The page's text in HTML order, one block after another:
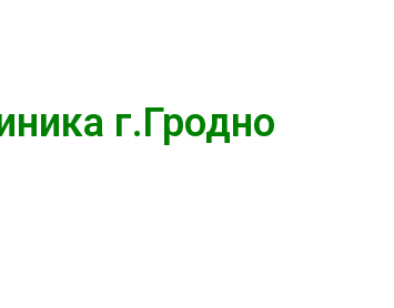
г.Гродно